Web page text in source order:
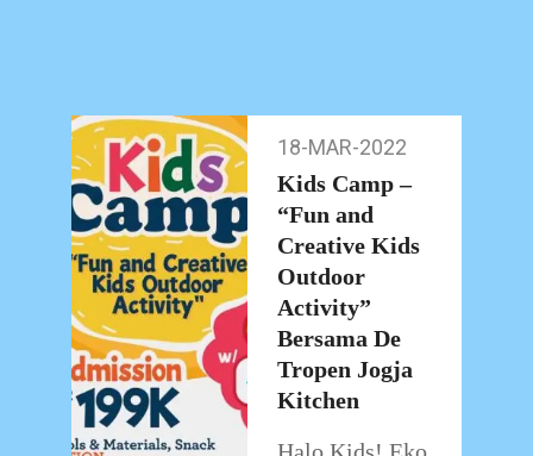
Psikologi
Profesi
Memiliki
…
18-
Mar-
2022
18-MAR-2022
Kids Camp –
“Fun and
Creative Kids
Outdoor
Activity”
Bersama De
Tropen Jogja
Kitchen